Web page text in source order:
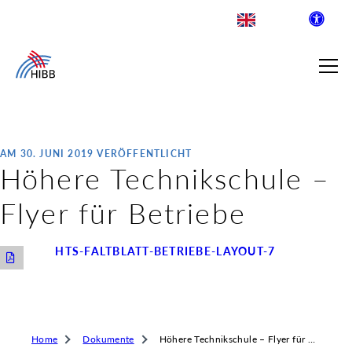
SUCHE
INSTITUT FÜR BERUFLICHE
& ABSCHLÜSSE
AM 30. JUNI 2019 VERÖFFENTLICHT
Höhere Technikschule –
Flyer für Betriebe
HTS-FALTBLATT-BETRIEBE-LAYOUT-7
Home Dokumente Höhere Technikschule – Flyer für Betriebe